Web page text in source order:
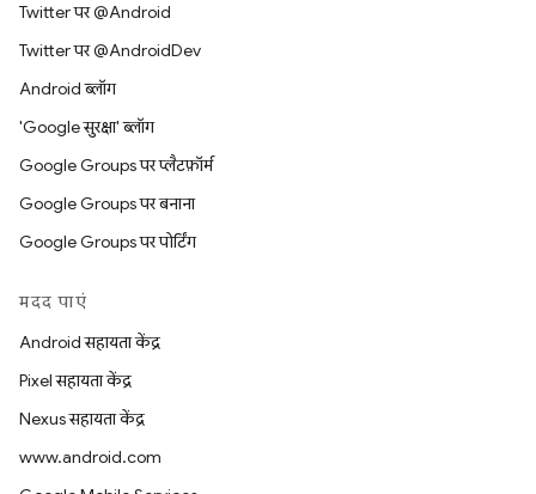
Twitter पर @Android
Twitter पर @AndroidDev
Android ब्लॉग
'Google सुरक्षा' ब्लॉग
Google Groups पर प्लैटफ़ॉर्म
Google Groups पर बनाना
Google Groups पर पोर्टिंग
मदद पाएं
Android सहायता केंद्र
Pixel सहायता केंद्र
Nexus सहायता केंद्र
www.android.com